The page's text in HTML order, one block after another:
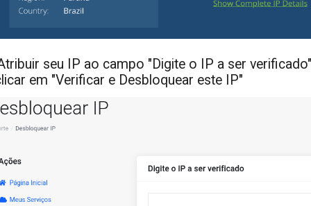
seu IP ao campo "Digite o IP a ser
em "Verificar e Desbloquear este IP"